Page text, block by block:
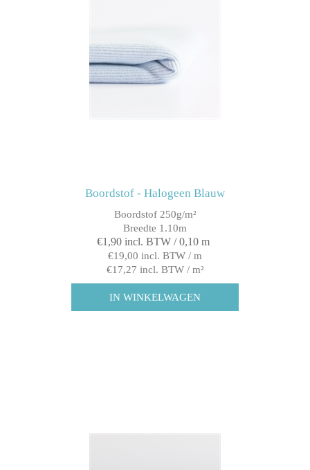
Boordstof - Halogeen Blauw
Boordstof 250g/m²
Breedte 1.10m
€1,90 incl. BTW / 0,10 m
€19,00 incl. BTW / m
€17,27 incl. BTW / m²